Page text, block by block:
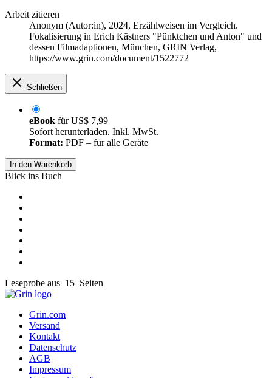
Arbeit zitieren
Anonym (Autor:in), 2024, Erzählweisen im Vergleich.
Fokalisierung in Erich Kästners "Pünktchen und Anton" und
dessen Filmadaptionen, München, GRIN Verlag,
https://www.grin.com/document/1522772
Schließen
eBook fürUS$ 7,99
Sofort herunterladen. Inkl. MwSt.
Format: PDF – für alle Geräte
In den Warenkorb
Blick ins Buch
Leseprobe aus 15 Seiten
Grin.com
Versand
Kontakt
Datenschutz
AGB
Impressum